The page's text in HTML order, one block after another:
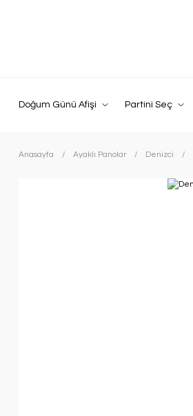
Doğum Günü Afişi Partini Seç
Anasayfa Ayaklı Panolar Denizci